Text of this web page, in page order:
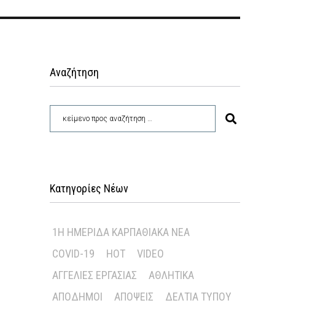
Αναζήτηση
Κατηγορίες Νέων
1Η ΗΜΕΡΊΔΑ ΚΑΡΠΑΘΙΑΚΆ ΝΈΑ
COVID-19
HOT
VIDEO
ΑΓΓΕΛΊΕΣ ΕΡΓΑΣΊΑΣ
ΑΘΛΗΤΙΚΆ
ΑΠΌΔΗΜΟΙ
ΑΠΌΨΕΙΣ
ΔΕΛΤΊΑ ΤΎΠΟΥ